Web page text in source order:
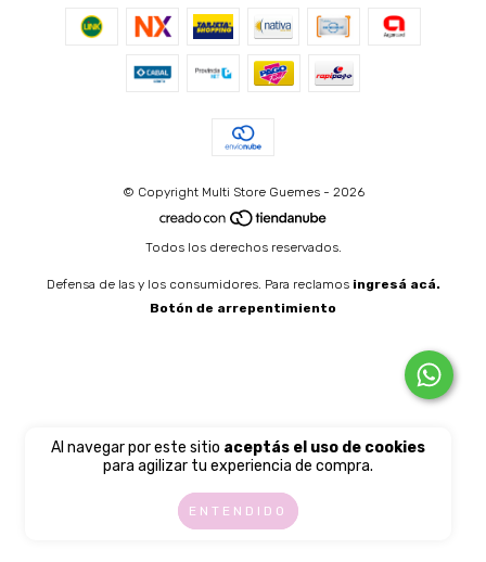
Al navegar por este sitio aceptás el uso de cookies
para agilizar tu experiencia de compra.
ENTENDIDO
© Copyright Multi Store Guemes - 2026
Todos los derechos reservados.
Defensa de las y los consumidores. Para reclamos ingresá acá.
Botón de arrepentimiento